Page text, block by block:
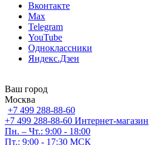
Вконтакте
Max
Telegram
YouTube
Одноклассники
Яндекс.Дзен
Ваш город
Москва
+7 499 288-88-60
+7 499 288-88-60 Интернет-магазин
Пн. – Чт.: 9:00 - 18:00
Пт.: 9:00 - 17:30 МСК